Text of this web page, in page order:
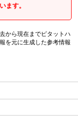
ます。
から現在までピタットハ
を元に生成した参考情報